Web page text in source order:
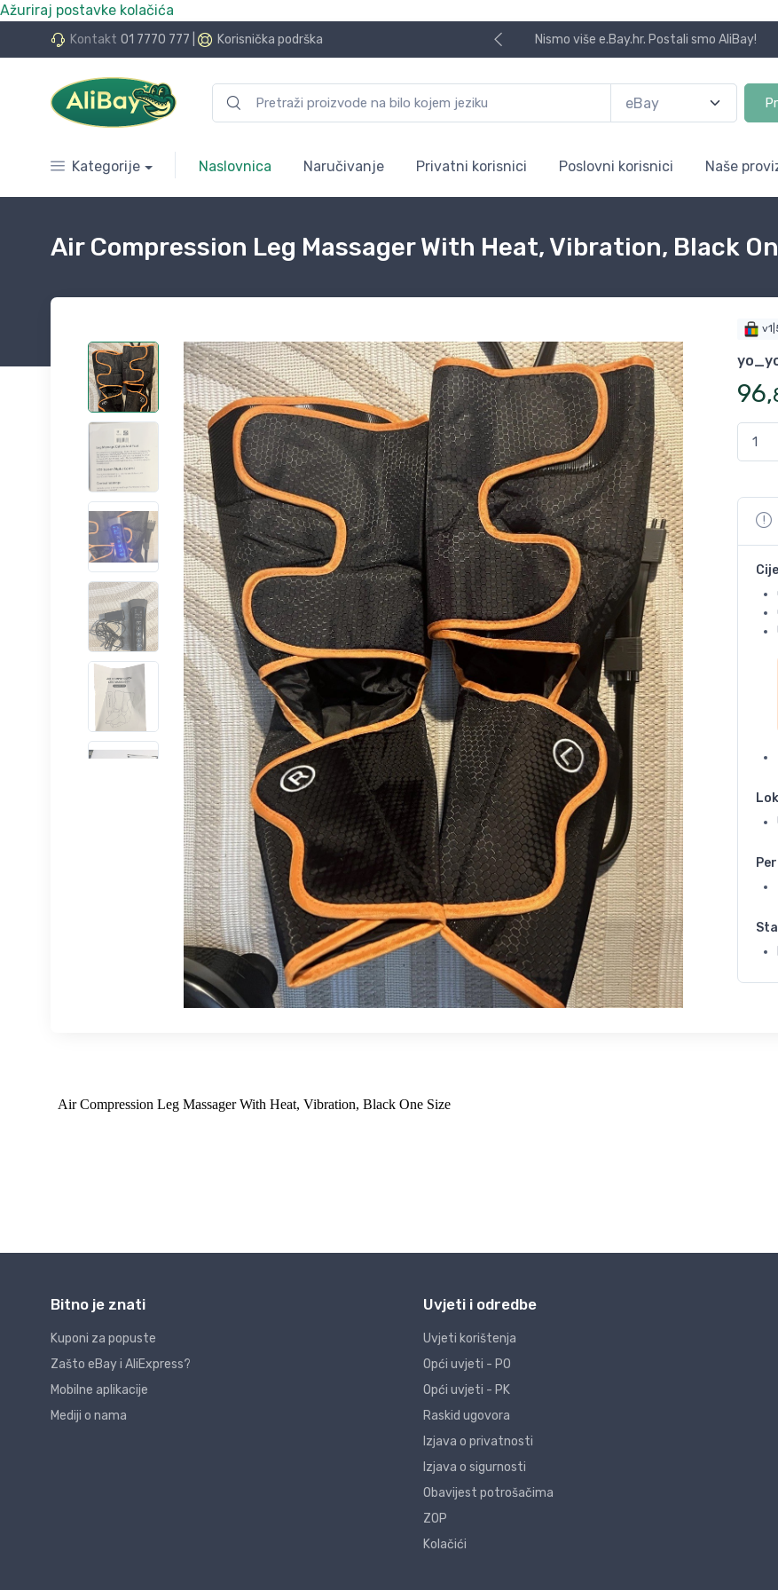
Ažuriraj postavke kolačića
Kontakt 01 7770 777 Korisnička podrška
24 rate bez kamata Nismo više e.Bay.hr. Postali smo AliBay!
Kategorije Naslovnica Naručivanje Privatni korisnici Poslovni korisnici Naše
Air Compression Leg Massager With Heat, Vibration, Black
96,
Bitno je znati
Kuponi za popuste
Zašto eBay i AliExpress?
Mobilne aplikacije
Mediji o nama
Uvjeti i odredbe
Uvjeti korištenja
Opći uvjeti - PO
Opći uvjeti - PK
Raskid ugovora
Izjava o privatnosti
Izjava o sigurnosti
Obavijest potrošačima
ZOP
Kolačići